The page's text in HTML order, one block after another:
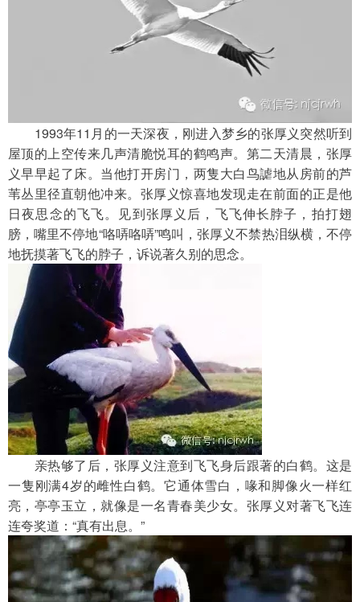
1993年11月的一天深夜，刚进入梦乡的张厚义突然听到
屋顶的上空传来几声清脆悦耳的鹤鸣声。第二天清晨，张厚
义早早起了床。当他打开房门，两隻大白鸟謔地从房前的芦
苇丛里径直朝他冲来。张厚义惊喜地发现走在前面的正是他
日夜思念的飞飞。见到张厚义后，飞飞伸长脖子，拍打翅
膀，嘴里不停地“咯哢咯哢”鸣叫，张厚义不禁热泪纵横，不停
地抚摸著飞飞的脖子，诉说著久别的思念。
亲热够了后，张厚义注意到飞飞身后跟著的白鹤。这是
一隻刚满4岁的雌性白鹤。它通体雪白，喙和脚像火一样红
亮，亭亭玉立，就像是一名青春美少女。张厚义对著飞飞连
连夸奖道：“真有出息。”